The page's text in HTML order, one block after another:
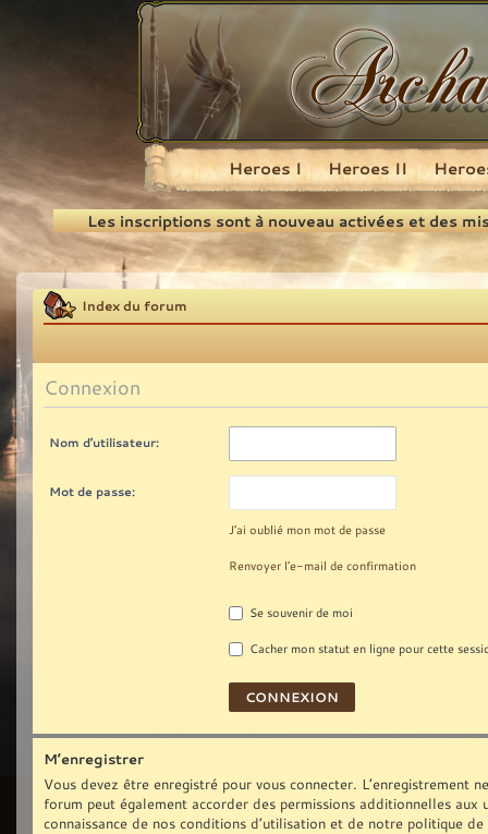
Recherche
Heroes I Heroes II
Les inscriptions sont à nouveau activées et des
Index du forum
Connexion
Nom d’utilisateur:
Mot de passe:
J’ai oublié mon mot de passe
Renvoyer l’e-mail de confirmation
Se souvenir de moi
Cacher mon statut en ligne pour cette
M’enregistrer
Vous devez être enregistré pour vous connecter. L’enregistrement
forum peut également accorder des permissions additionnelles
connaissance de nos conditions d’utilisation et de notre politique